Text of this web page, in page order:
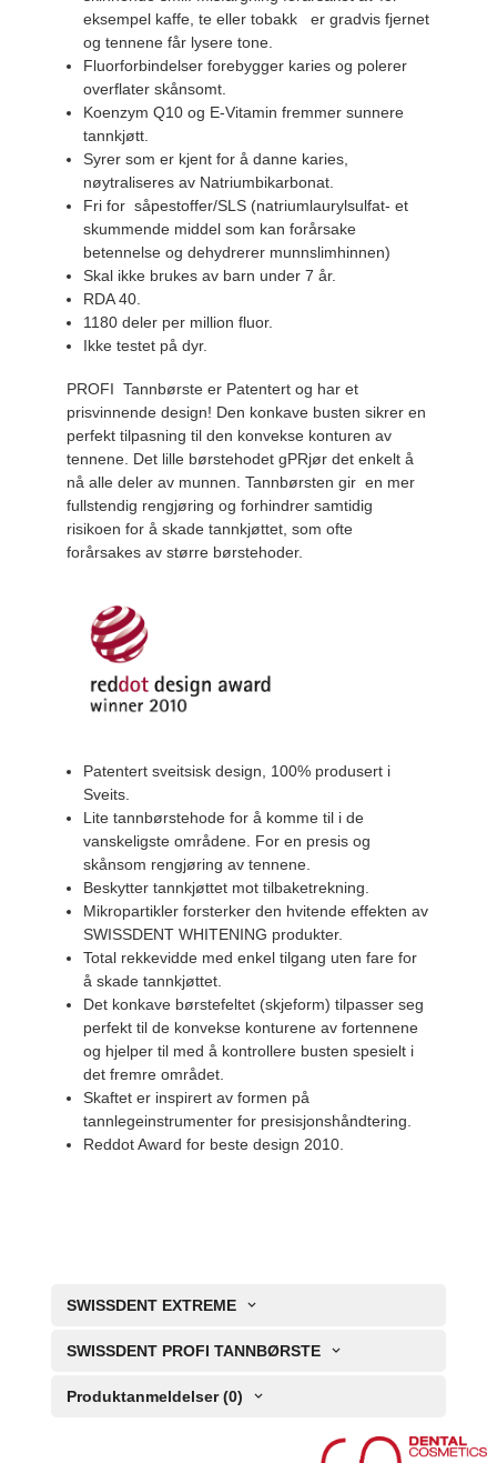
eksempel kaffe, te eller tobakk er gradvis fjernet
og tennene får lysere tone.
Fluorforbindelser forebygger karies og polerer
overflater skånsomt.
Koenzym Q10 og E-Vitamin fremmer sunnere
tannkjøtt.
Syrer som er kjent for å danne karies,
nøytraliseres av Natriumbikarbonat.
Fri for såpestoffer/SLS (natriumlaurylsulfat- et
skummende middel som kan forårsake
betennelse og dehydrerer munnslimhinnen)
Skal ikke brukes av barn under 7 år.
RDA 40.
1180 deler per million fluor.
Ikke testet på dyr.
PROFI Tannbørste er Patentert og har et
prisvinnende design! Den konkave busten sikrer en
perfekt tilpasning til den konvekse konturen av
tennene. Det lille børstehodet gPRjør det enkelt å
nå alle deler av munnen. Tannbørsten gir en mer
fullstendig rengjøring og forhindrer samtidig
risikoen for å skade tannkjøttet, som ofte
forårsakes av større børstehoder.
Patentert sveitsisk design, 100% produsert i
Sveits.
Lite tannbørstehode for å komme til i de
vanskeligste områdene. For en presis og
skånsom rengjøring av tennene.
Beskytter tannkjøttet mot tilbaketrekning.
Mikropartikler forsterker den hvitende effekten av
SWISSDENT WHITENING produkter.
Total rekkevidde med enkel tilgang uten fare for
å skade tannkjøttet.
Det konkave børstefeltet (skjeform) tilpasser seg
perfekt til de konvekse konturene av fortennene
og hjelper til med å kontrollere busten spesielt i
det fremre området.
Skaftet er inspirert av formen på
tannlegeinstrumenter for presisjonshåndtering.
Reddot Award for beste design 2010.
SWISSDENT EXTREME
SWISSDENT PROFI TANNBØRSTE
Produktanmeldelser (0)